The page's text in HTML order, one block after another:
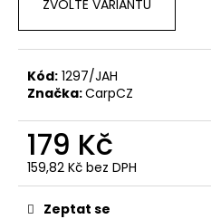
ZVOLTE VARIANTU
Kód: 1297/JAH
Značka:CarpCZ
179 Kč
159,82 Kč bez DPH
Měrná
cena:Zeptat se